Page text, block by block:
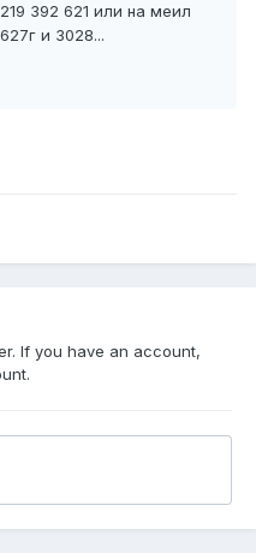
392 621 или на меил
и 3028...
If you have an account,